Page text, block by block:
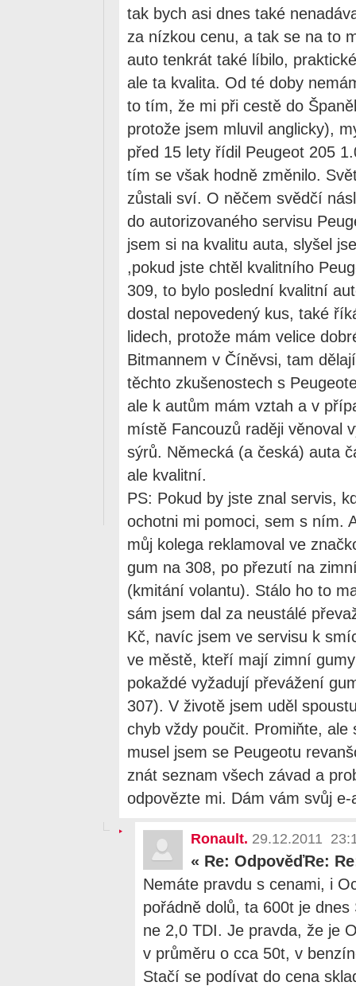
tak bych asi dnes také
za nízkou cenu, a tak se na to
auto tenkrát také líbilo,
ale ta kvalita. Od té doby
to tím, že mi při cestě do
protože jsem mluvil anglicky),
před 15 lety řídil Peugeot 205
tím se však hodně změnilo.
zůstali sví. O něčem svědčí
do autorizovaného servisu
jsem si na kvalitu auta, slyšel
,pokud jste chtěl kvalitního
309, to bylo poslední kvalitní
dostal nepovedený kus, také
lidech, protože mám velice
Bitmannem v Číněvsi, tam
těchto zkušenostech s
ale k autům mám vztah a v
místě Fancouzů raději věnoval
sýrů. Německá (a česká) auta
ale kvalitní.
PS: Pokud by jste znal servis,
ochotni mi pomoci, sem s ním.
můj kolega reklamoval ve
gum na 308, po přezutí na
(kmitání volantu). Stálo ho to
sám jsem dal za neustálé
Kč, navíc jsem ve servisu k
ve městě, kteří mají zimní
pokaždé vyžadují převážení
307). V životě jsem uděl
chyb vždy poučit. Promiňte, ale
musel jsem se Peugeotu
znát seznam všech závad a
odpovězte mi. Dám vám svůj e-
Ronault. 29.12.2011
« Re: OdpověďRe:
Nemáte pravdu s cenami, i
pořádně dolů, ta 600t je
ne 2,0 TDI. Je pravda, že je
v průměru o cca 50t, v
Stačí se podívat do cena